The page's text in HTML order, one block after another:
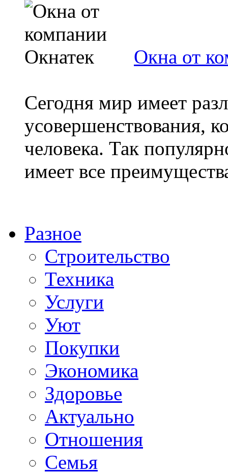
Окна от
Сегодня мир имеет
усовершенствования,
человека. Так
имеет все
Разное
Строительство
Техника
Услуги
Уют
Покупки
Экономика
Здоровье
Актуально
Отношения
Семья